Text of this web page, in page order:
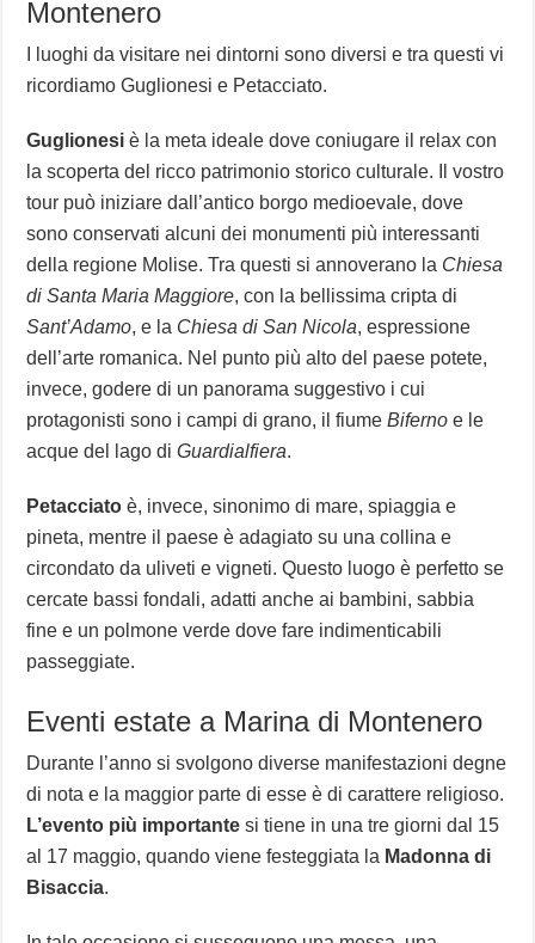
Montenero
I luoghi da visitare nei dintorni sono diversi e tra questi vi
ricordiamo Guglionesi e Petacciato.
Guglionesi è la meta ideale dove coniugare il relax con
la scoperta del ricco patrimonio storico culturale. Il vostro
tour può iniziare dall’antico borgo medioevale, dove
sono conservati alcuni dei monumenti più interessanti
della regione Molise. Tra questi si annoverano la Chiesa
di Santa Maria Maggiore, con la bellissima cripta di
Sant’Adamo, e la Chiesa di San Nicola, espressione
dell’arte romanica. Nel punto più alto del paese potete,
invece, godere di un panorama suggestivo i cui
protagonisti sono i campi di grano, il fiumeBiferno e le
acque del lago diGuardialfiera.
Petacciato è, invece, sinonimo di mare, spiaggia e
pineta, mentre il paese è adagiato su una collina e
circondato da uliveti e vigneti. Questo luogo è perfetto se
cercate bassi fondali, adatti anche ai bambini, sabbia
fine e un polmone verde dove fare indimenticabili
passeggiate.
Eventi estate a Marina di Montenero
Durante l’anno si svolgono diverse manifestazioni degne
di nota e la maggior parte di esse è di carattere religioso.
L’evento più importante si tiene in una tre giorni dal 15
al 17 maggio, quando viene festeggiata la Madonna di
Bisaccia.